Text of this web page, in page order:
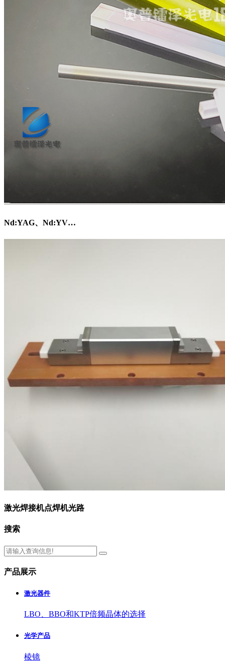
Nd:YAG、Nd:YV…
激光焊接机点焊机光路
搜索
产品展示
激光器件
LBO、BBO和KTP倍频晶体的选择
光学产品
棱镜